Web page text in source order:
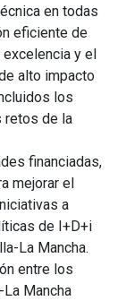
en todas
eficiente de
y el
alto impacto
los
retos de la
financiadas,
mejorar el
a
de I+D+i
La Mancha.
entre los
Mancha